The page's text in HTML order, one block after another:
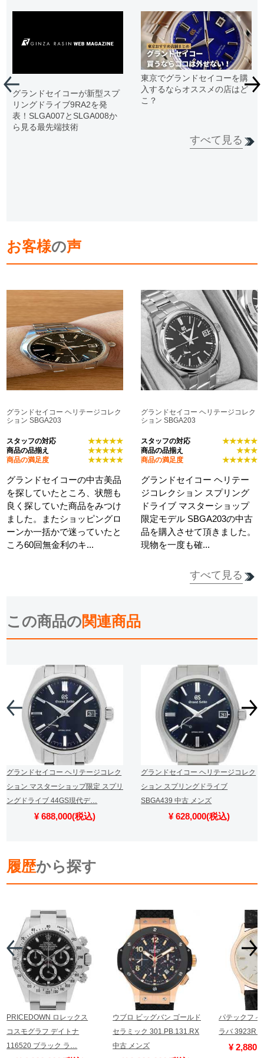
グランドセイコーが新型スプ
リングドライブ9RA2を発
表！SLGA007とSLGA008か
ら見る最先端技術
東京でグランドセイコーを購
入するならオススメの店はど
こ？
すべて見る
お客様の声
グランドセイコー ヘリテージコレク
ション SBGA203
スタッフの対応
★★★★★
商品の品揃え
★★★★★
商品の満足度
★★★★★
グランドセイコーの中古美品
を探していたところ、状態も
良く探していた商品をみつけ
ました。またショッピングロ
ーンか一括かで迷っていたと
ころ60回無金利のキ...
グランドセイコー ヘリテージコレク
ション SBGA203
スタッフの対応
★★★★★
商品の品揃え
★★★
商品の満足度
★★★★★
グランドセイコー ヘリテー
ジコレクション スプリング
ドライブ マスターショップ
限定モデル SBGA203の中古
品を購入させて頂きました。
現物を一度も確...
すべて見る
この商品の関連商品
グランドセイコー ヘリテージコレク
ション マスターショップ限定 スプリ
ングドライブ 44GS現代デ…
¥ 688,000(税込)
グランドセイコー ヘリテージコレク
ション スプリングドライブ
SBGA439 中古 メンズ
¥ 628,000(税込)
履歴から探す
PRICEDOWN ロレックス
コスモグラフ デイトナ
116520 ブラック ラ…
ウブロ ビッグバン ゴールド
セラミック 301.PB.131.RX
中古 メンズ
パテックフィ
ラバ 3923R
¥